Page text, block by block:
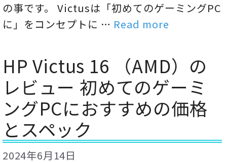
の事です。 Victusは「初めてのゲーミングPC
に」をコンセプトに … Read more
HP Victus 16 （AMD）の
レビュー 初めてのゲーミ
ングPCにおすすめの価格
とスペック
2024年6月14日